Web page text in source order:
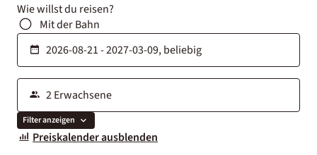
Wie willst du reisen?
Mit der Bahn
Filter anzeigen
Preiskalender ausblenden